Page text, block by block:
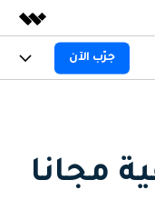
جرّب الآن
اكتشف الآن >>
مجانا